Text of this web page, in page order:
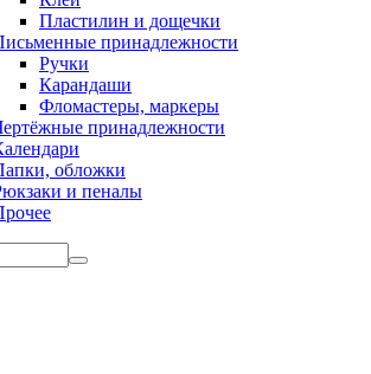
Пластилин и дощечки
принадлежности
Ручки
Карандаши
Фломастеры, маркеры
принадлежности
обложки
и пеналы